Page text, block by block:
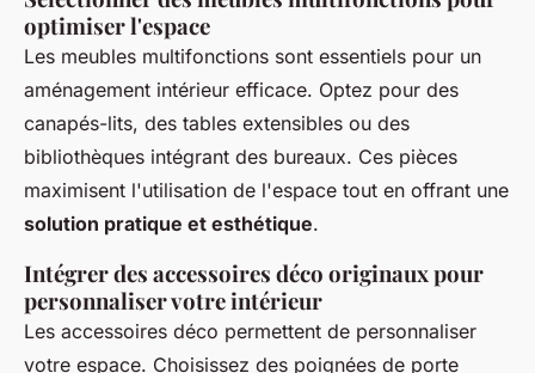
optimiser l'espace
Les meubles multifonctions sont essentiels pour un
aménagement intérieur efficace. Optez pour des
canapés-lits, des tables extensibles ou des
bibliothèques intégrant des bureaux. Ces pièces
maximisent l'utilisation de l'espace tout en offrant une
solution pratique et esthétique.
Intégrer des accessoires déco originaux pour
personnaliser votre intérieur
Les accessoires déco permettent de personnaliser
votre espace. Choisissez des poignées de porte